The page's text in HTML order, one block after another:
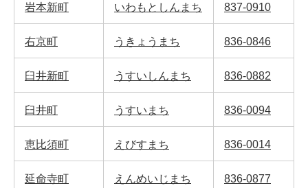
岩本新町 いわもとしんまち 837-0910
右京町 うきょうまち 836-0846
臼井新町 うすいしんまち 836-0882
臼井町 うすいまち 836-0094
恵比須町 えびすまち 836-0014
延命寺町 えんめいじまち 836-0877